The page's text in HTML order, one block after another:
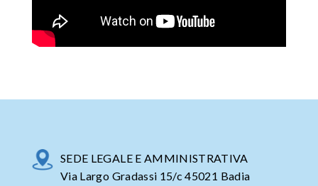
SEDE LEGALE E AMMINISTRATIVA
Via Largo Gradassi 15/c 45021 Badia